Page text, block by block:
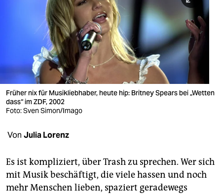
wahrheit
verlag
verlag
veranstaltungen
unterstützen
abo
Früher nix für Musikliebhaber, heute hip: Britney Spears bei „Wetten
dass“ im ZDF, 2002
Foto: Sven Simon/Imago
Von Julia Lorenz
Es ist kompliziert, über Trash zu sprechen. Wer sich
mit Musik beschäftigt, die viele hassen und noch
mehr Menschen lieben, spaziert geradewegs